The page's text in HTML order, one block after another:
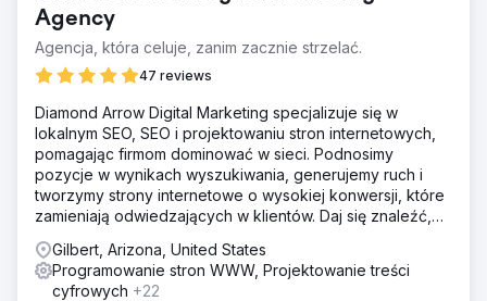
Agency
Agencja, która celuje, zanim zacznie strzelać.
47 reviews
Diamond Arrow Digital Marketing specjalizuje się w
lokalnym SEO, SEO i projektowaniu stron internetowych,
pomagając firmom dominować w sieci. Podnosimy
pozycje w wynikach wyszukiwania, generujemy ruch i
tworzymy strony internetowe o wysokiej konwersji, które
zamieniają odwiedzających w klientów. Daj się znaleźć,
Gilbert, Arizona, United States
Programowanie stron WWW, Projektowanie treści
cyfrowych +22